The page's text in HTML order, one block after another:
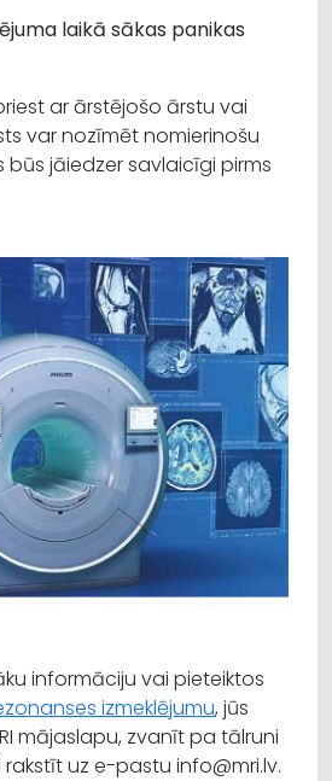
laikā sākas panikas
ar ārstējošo ārstu vai
var nozīmēt nomierinošu
būs jāiedzer savlaicīgi pirms
informāciju vai pieteiktos
izmeklējumu, jūs
mājaslapu, zvanīt pa tālruni
rakstīt uz e-pastu info@mri.lv.